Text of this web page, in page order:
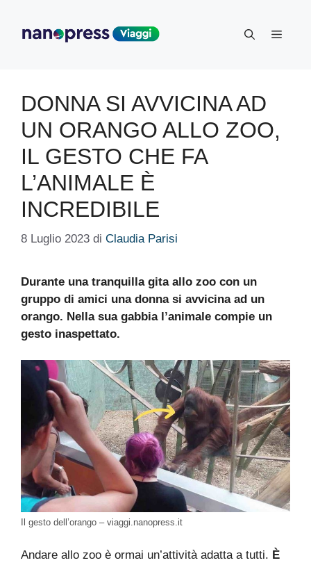
contenuto
Menu
DONNA SI AVVICINA AD
UN ORANGO ALLO ZOO,
IL GESTO CHE FA
L’ANIMALE È
INCREDIBILE
8 Luglio 2023 di Claudia Parisi
Durante una tranquilla gita allo zoo con un
gruppo di amici una donna si avvicina ad un
orango. Nella sua gabbia l’animale compie un
gesto inaspettato.
Il gesto dell’orango – viaggi.nanopress.it
Andare allo zoo è ormai un’attività adatta a tutti. È